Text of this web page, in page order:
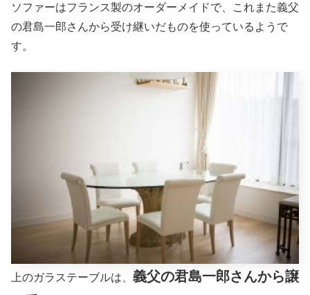
ソファーはフランス製のオーダーメイドで、これまた義父
の君島一郎さんから受け継いだものを使っているようで
す。
上のガラステーブルは、 義父の君島一郎さんから譲